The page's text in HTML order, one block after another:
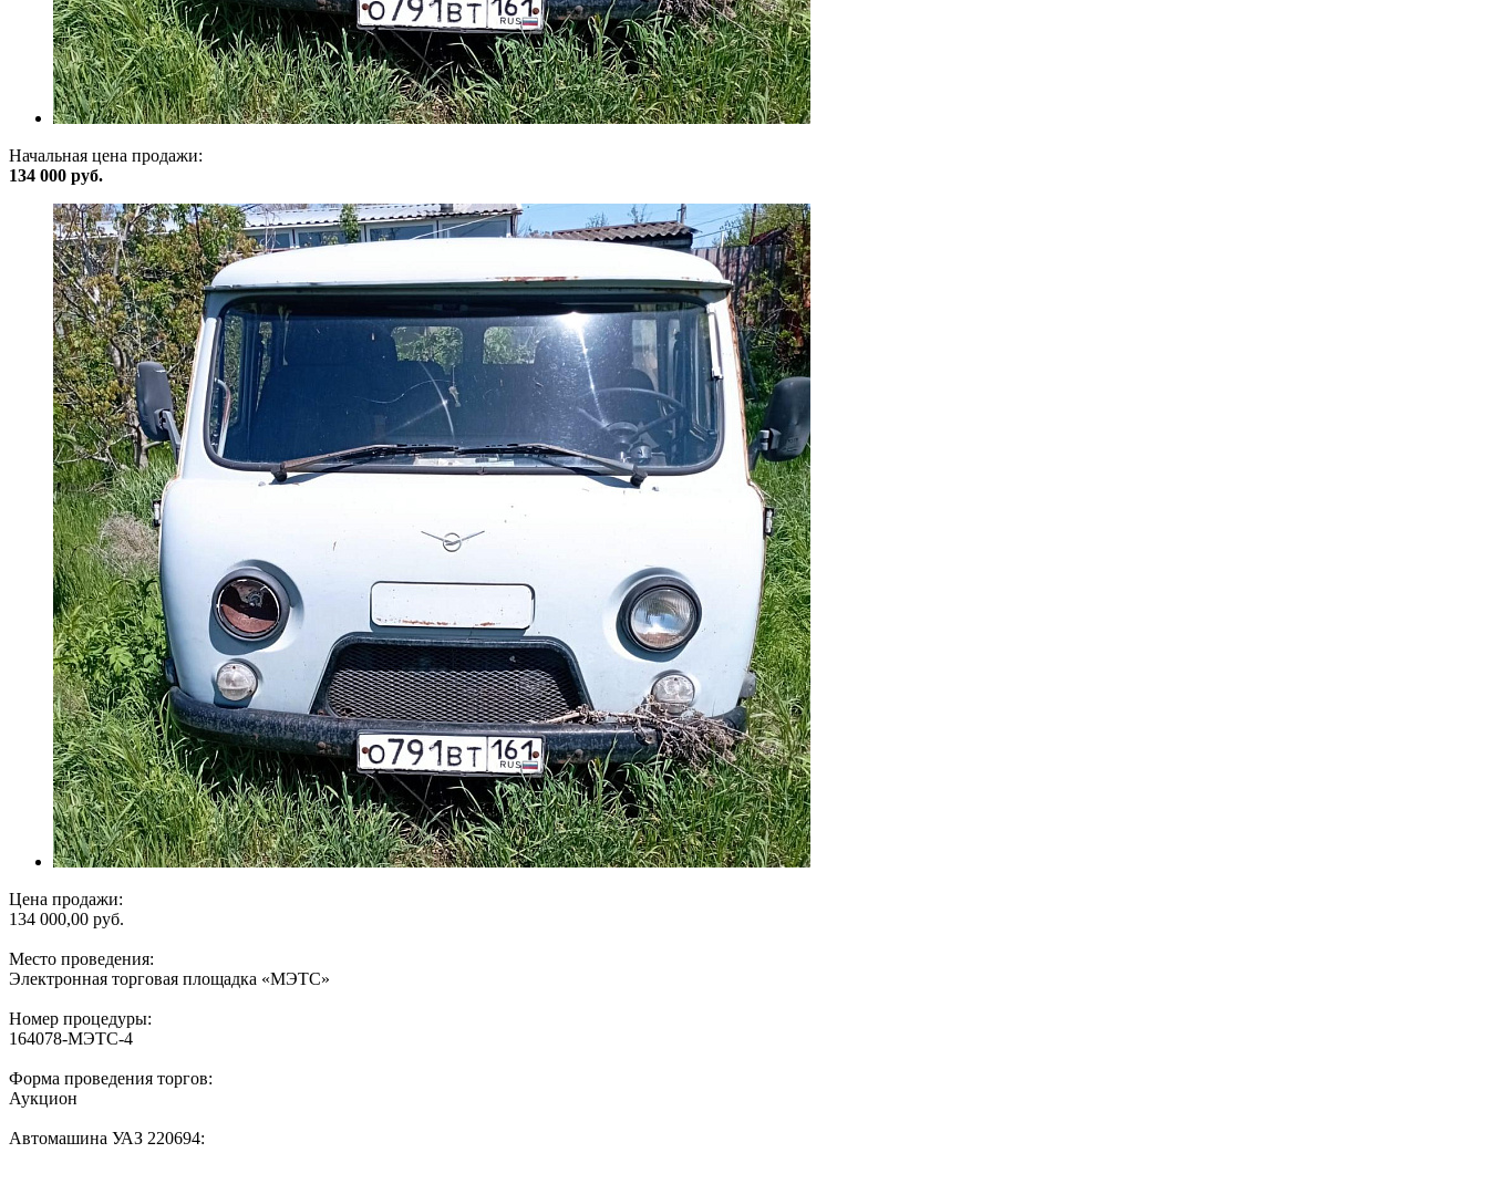
Начальная цена продажи:
134 000 руб.
Цена продажи:
134 000,00 руб.
Место проведения:
Электронная торговая площадка «МЭТС»
Номер процедуры:
164078-МЭТС-4
Форма проведения торгов:
Аукцион
Автомашина УАЗ 220694: